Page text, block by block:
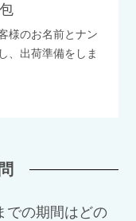
様のお名前とナン
、出荷準備をしま
での期間はどの